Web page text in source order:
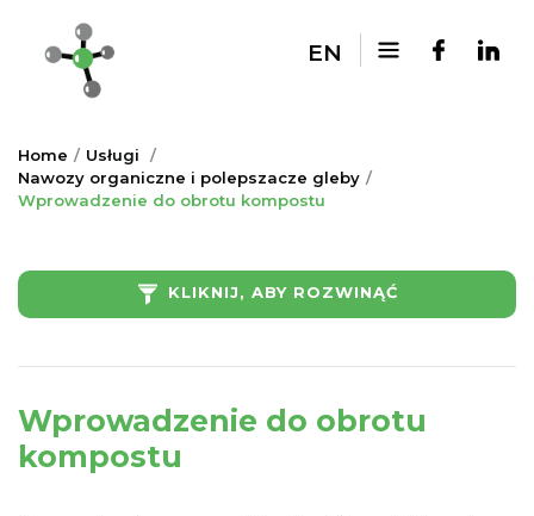
EN
Home
Usługi
Nawozy organiczne i polepszacze gleby
Wprowadzenie do obrotu kompostu
KLIKNIJ, ABY ROZWINĄĆ
Wprowadzenie do obrotu
kompostu